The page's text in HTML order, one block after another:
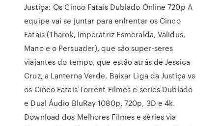
Justiça: Os Cinco Fatais Dublado Online 720p A
equipe vai se juntar para enfrentar os Cinco
Fatais (Tharok, Imperatriz Esmeralda, Validus,
Mano e o Persuader), que são super-seres
viajantes do tempo, que estão atrás de Jessica
Cruz, a Lanterna Verde. Baixar Liga da Justiça vs
os Cinco Fatais Torrent Filmes e series Dublado
e Dual Áudio BluRay 1080p, 720p, 3D e 4k.
Download dos Melhores Filmes e séries via